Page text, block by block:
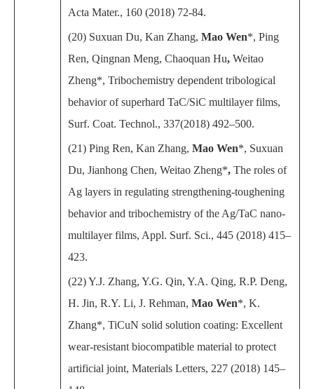
Acta Mater., 160 (2018) 72-84.
(20) Suxuan Du, Kan Zhang, Mao Wen*, Ping
Ren, Qingnan Meng, Chaoquan Hu, Weitao
Zheng*, Tribochemistry dependent tribological
behavior of superhard TaC/SiC multilayer films,
Surf. Coat. Technol., 337(2018) 492–500.
(21) Ping Ren, Kan Zhang, Mao Wen*, Suxuan
Du, Jianhong Chen, Weitao Zheng*, The roles of
Ag layers in regulating strengthening-toughening
behavior and tribochemistry of the Ag/TaC nano-
multilayer films, Appl. Surf. Sci., 445 (2018) 415–
423.
(22) Y.J. Zhang, Y.G. Qin, Y.A. Qing, R.P. Deng,
H. Jin, R.Y. Li, J. Rehman, Mao Wen*, K.
Zhang*, TiCuN solid solution coating: Excellent
wear-resistant biocompatible material to protect
artificial joint, Materials Letters, 227 (2018) 145–